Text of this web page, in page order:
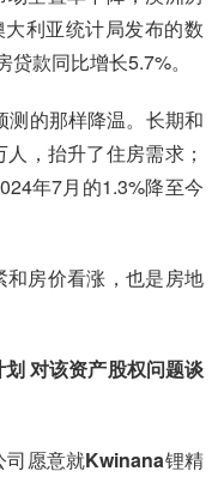
利亚统计局发布的数
款同比增长5.7%。
测的那样降温。长期和
，抬升了住房需求；
年7月的1.3%降至今
房价看涨，也是房地
对该资产股权问题谈
司愿意就Kwinana锂精